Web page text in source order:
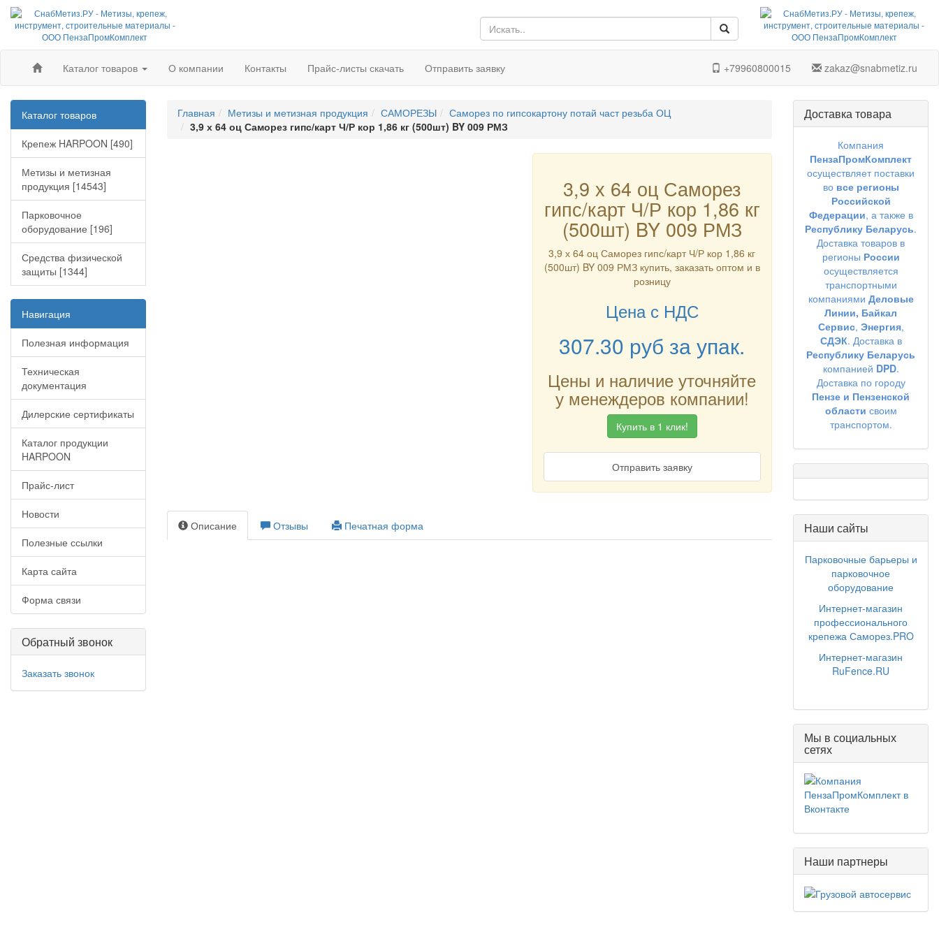
Каталог товаров О компании Контакты Прайс-листы скачать Отправить заявку +79960800015 zakaz@snabmetiz.ru
Каталог товаров
Крепеж HARPOON [490]
Метизы и метизная
продукция [14543]
Парковочное
оборудование [196]
Средства физической
защиты [1344]
Навигация
Полезная информация
Техническая
документация
Дилерские сертификаты
Каталог продукции
HARPOON
Прайс-лист
Новости
Полезные ссылки
Карта сайта
Форма связи
Обратный звонок
Заказать звонок
Главная Метизы и метизная продукция САМОРЕЗЫ
Саморез по гипсокартону потай част резьба ОЦ
3,9 х 64 оц Саморез гипс/карт Ч/Р кор 1,86 кг (500шт) BY 009 РМЗ
3,9 х 64 оц Саморез
гипс/карт Ч/Р кор 1,86 кг
(500шт) BY 009 РМЗ
3,9 х 64 оц Саморез гипс/карт Ч/Р кор 1,86 кг
(500шт) BY 009 РМЗ купить, заказать оптом и в
розницу
Цена с НДС
307.30 руб за упак.
Цены и наличие уточняйте
у менеждеров компании!
Купить в 1 клик!
Отправить заявку
Описание Отзывы Печатная форма
Доставка товара
Компания
ПензаПромКомплект
осуществляет поставки
во все регионы
Российской
Федерации, а также в
Республику Беларусь.
Доставка товаров в
регионы России
осуществляется
транспортными
компаниями Деловые
Линии, Байкал
Сервис, Энергия,
СДЭК. Доставка в
Республику Беларусь
компанией DPD.
Доставка по городу
Пензе и Пензенской
области своим
транспортом.
Наши сайты
Парковочные барьеры и
парковочное
оборудование
Интернет-магазин
профессионального
крепежа Саморез.PRO
Интернет-магазин
RuFence.RU
Мы в социальных
сетях
Наши партнеры